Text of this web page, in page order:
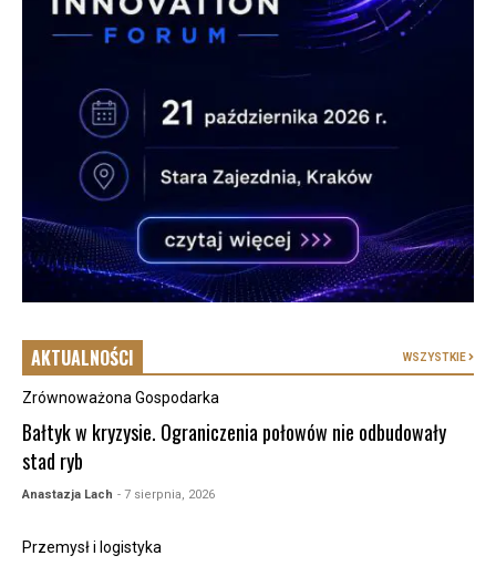
AKTUALNOŚCI WSZYSTKIE
Zrównoważona Gospodarka
Bałtyk w kryzysie. Ograniczenia połowów nie odbudowały
stad ryb
Anastazja Lach - 7 sierpnia, 2026
Przemysł i logistyka